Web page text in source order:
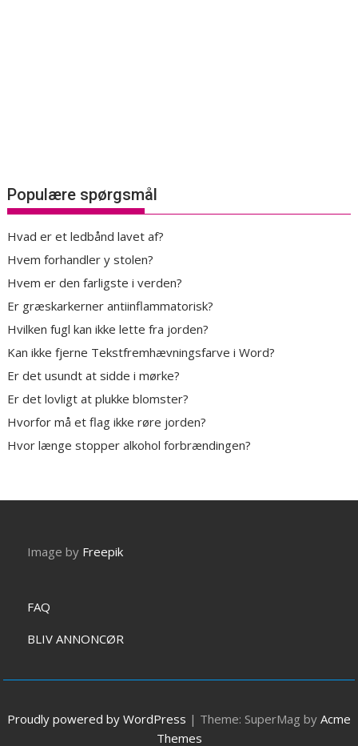
Populære spørgsmål
Hvad er et ledbånd lavet af?
Hvem forhandler y stolen?
Hvem er den farligste i verden?
Er græskarkerner antiinflammatorisk?
Hvilken fugl kan ikke lette fra jorden?
Kan ikke fjerne Tekstfremhævningsfarve i Word?
Er det usundt at sidde i mørke?
Er det lovligt at plukke blomster?
Hvorfor må et flag ikke røre jorden?
Hvor længe stopper alkohol forbrændingen?
Image by Freepik
FAQ
BLIV ANNONCØR
Proudly powered by WordPress | Theme: SuperMag by Acme
Themes